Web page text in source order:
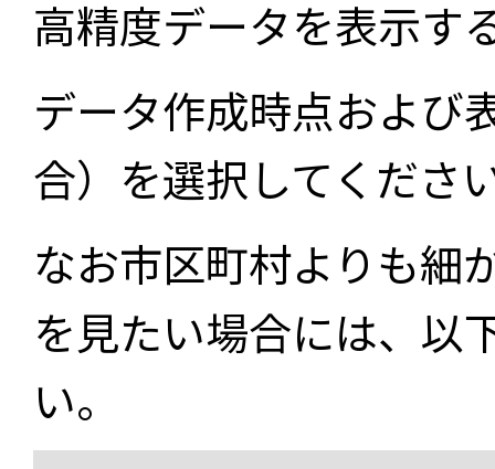
高精度データを表示す
データ作成時点および
合）を選択してくださ
なお市区町村よりも細
を見たい場合には、以
い。